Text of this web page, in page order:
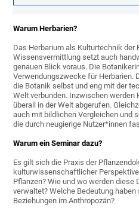
Warum Herbarien?
Das Herbarium als Kulturtechnik der
Wissensvermittlung setzt auch
genauen Blick voraus. Die
Verwendungszwecke für Herbarien.
die Botanik selbst und eng mit der
Welt verbunden. Inzwischen werden
überall in der Welt abgerufen.
auch mit bildlichen Vergleichen und
die durch neugierige Nutzer*innen
Warum ein Seminar dazu?
Es gilt sich die Praxis der
kulturwissenschaftlicher
Pflanzen? Wie und wo werden
verwaltet? Welche Bedeutung
Beziehungen im Anthropozän?